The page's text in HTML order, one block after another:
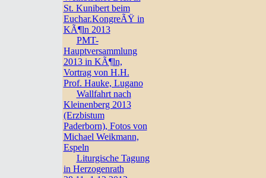
St. Kunibert beim
Euchar.KongreÃŸ in
KÃ¶ln 2013
PMT-
Hauptversammlung
2013 in KÃ¶ln,
Vortrag von H.H.
Prof. Hauke, Lugano
Wallfahrt nach
Kleinenberg 2013
(Erzbistum
Paderborn), Fotos von
Michael Weikmann,
Espeln
Liturgische Tagung
in Herzogenrath